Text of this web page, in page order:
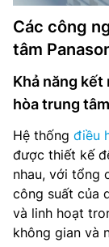
Các công
tâm
Khả năng
hòa trung
Hệ thống điều
được thiết kế
nhau, với tổng
công suất của
và linh hoạt
không gian và